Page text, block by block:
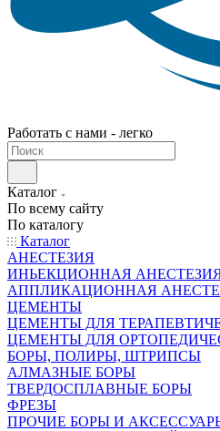
Работать с нами - легко
Каталог
По всему сайту
По каталогу
Каталог
АНЕСТЕЗИЯ
ИНЬЕКЦИОННАЯ
АППЛИКАЦИОННАЯ
ЦЕМЕНТЫ
ЦЕМЕНТЫ ДЛЯ
ЦЕМЕНТЫ ДЛЯ
БОРЫ, ПОЛИРЫ, ШТРИПСЫ
АЛМАЗНЫЕ БОРЫ
ТВЕРДОСПЛАВНЫЕ БОРЫ
ФРЕЗЫ
ПРОЧИЕ БОРЫ И